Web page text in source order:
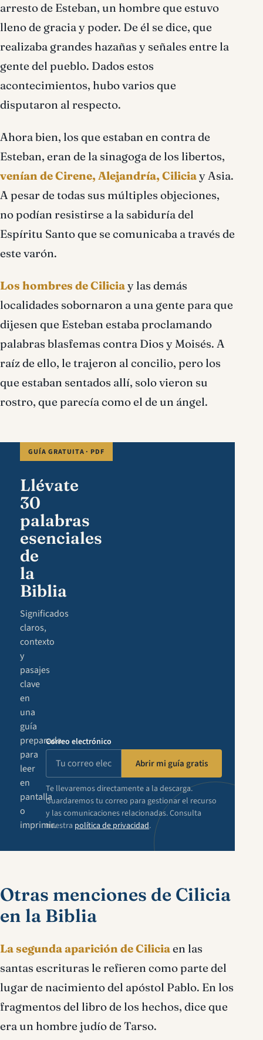
arresto de Esteban, un hombre que estuvo
lleno de gracia y poder. De él se dice, que
realizaba grandes hazañas y señales entre la
gente del pueblo. Dados estos
acontecimientos, hubo varios que
disputaron al respecto.
Ahora bien, los que estaban en contra de
Esteban, eran de la sinagoga de los libertos,
venían de Cirene, Alejandría, Ciliciay Asia.
A pesar de todas sus múltiples objeciones,
no podían resistirse a la sabiduría del
Espíritu Santo que se comunicaba a través de
este varón.
Los hombres de Ciliciay las demás
localidades sobornaron a una gente para que
dijesen que Esteban estaba proclamando
palabras blasfemas contra Dios y Moisés. A
raíz de ello, le trajeron al concilio, pero los
que estaban sentados allí, solo vieron su
rostro, que parecía como el de un ángel.
GUÍA GRATUITA · PDF
Llévate
30
palabras
esenciales
de
la
Biblia
Significados
claros,
contexto
y
pasajes
clave
en
una
guía
preparada
para
leer
en
pantalla
o
imprimir.
Correo electrónico
Abrir mi guía gratis
Te llevaremos directamente a la descarga.
Guardaremos tu correo para gestionar el recurso
y las comunicaciones relacionadas. Consulta
nuestra política de privacidad.
Otras menciones de Cilicia
en la Biblia
La segunda aparición de Ciliciaen las
santas escrituras le refieren como parte del
lugar de nacimiento del apóstol Pablo. En los
fragmentos del libro de los hechos, dice que
era un hombre judío de Tarso.